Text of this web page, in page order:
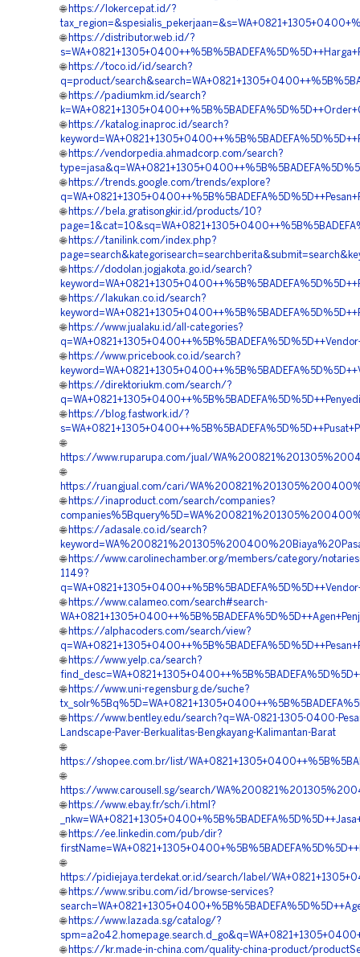
🌐 https://lokercepat.id/?
🌐 https://distributor.web.id/?
🌐 https://toco.id/id/search?
q=product/
🌐 https://padiumkm.id/search?
🌐 https://katalog.inaproc.id/search?
🌐 https://vendorpedia.ahmadcorp.com/search?
🌐 https://trends.google.com/trends/explore?
🌐 https://bela.gratisongkir.id/products/10?
🌐 https://tanilink.com/index.php?
🌐 https://dodolan.jogjakota.go.id/search?
🌐 https://lakukan.co.id/search?
🌐 https://www.jualaku.id/all-categories?
🌐 https://www.pricebook.co.id/search?
🌐 https://direktoriukm.com/search/?
🌐 https://blog.fastwork.id/?
🌐
https://www.ruparupa.com/jual/
🌐
https://ruangjual.com/cari/
🌐 https://inaproduct.com/search/companies?
🌐 https://adasale.co.id/search?
🌐 https://www.carolinechamber.org/members/category/
1149?
🌐 https://www.calameo.com/search#search-
🌐 https://alphacoders.com/search/view?
🌐 https://www.yelp.ca/search?
🌐 https://www.uni-regensburg.de/suche?
🌐 https://www.bentley.edu/search?q=WA-0821-1305-0400-
Landscape-Paver-Berkualitas-Bengkayang-Kalimantan-Barat
🌐
https://shopee.com.br/list/
🌐
https://www.carousell.sg/search/
🌐 https://www.ebay.fr/sch/i.html?
🌐 https://ee.linkedin.com/pub/dir?
🌐
https://pidiejaya.terdekat.or.id/search/label/
🌐 https://www.sribu.com/id/browse-services?
🌐 https://www.lazada.sg/catalog/?
🌐 https://kr.made-in-china.com/quality-china-product/